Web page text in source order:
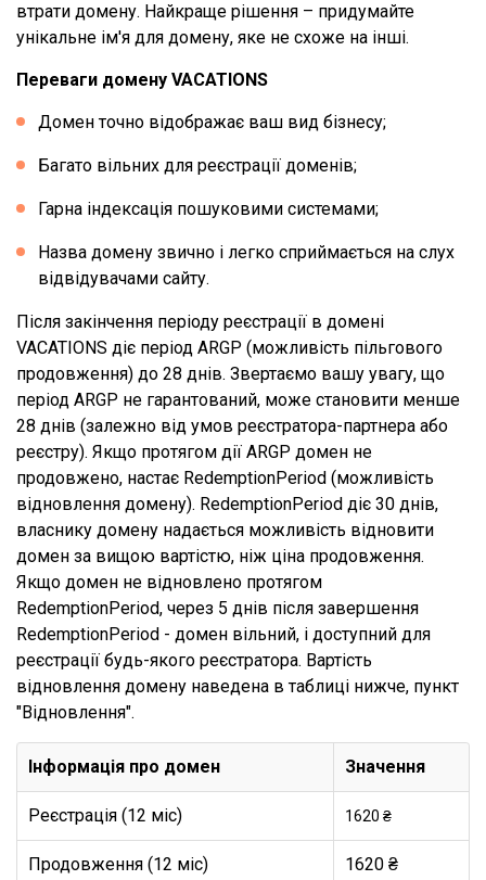
втрати домену. Найкраще рішення – придумайте
унікальне ім'я для домену, яке не схоже на інші.
Переваги домену VACATIONS
Домен точно відображає ваш вид бізнесу;
Багато вільних для реєстрації доменів;
Гарна індексація пошуковими системами;
Назва домену звично і легко сприймається на слух
відвідувачами сайту.
Після закінчення періоду реєстрації в домені
VACATIONS діє період ARGP (можливість пільгового
продовження) до 28 днів. Звертаємо вашу увагу, що
період ARGP не гарантований, може становити менше
28 днів (залежно від умов реєстратора-партнера або
реєстру). Якщо протягом дії ARGP домен не
продовжено, настає RedemptionPeriod (можливість
відновлення домену). RedemptionPeriod діє 30 днів,
власнику домену надається можливість відновити
домен за вищою вартістю, ніж ціна продовження.
Якщо домен не відновлено протягом
RedemptionPeriod, через 5 днів після завершення
RedemptionPeriod - домен вільний, і доступний для
реєстрації будь-якого реєстратора. Вартість
відновлення домену наведена в таблиці нижче, пункт
"Відновлення".
Інформація про домен Значення
Реєстрація (12 міс) 1620 ₴
Продовження (12 міс) 1620 ₴